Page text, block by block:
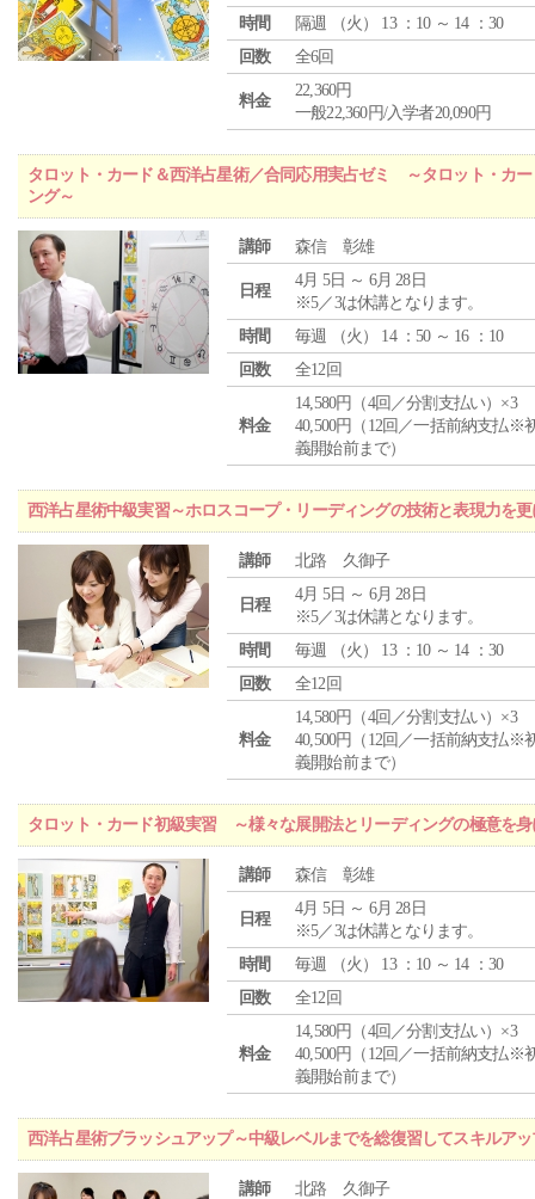
時間
隔週 （火 ） 13 ：10 ～ 14 ：30
回数
全6回
料金
22,360円
一般22,360円/入学者20,090円
タロット・カード＆西洋占星術／合同応用実占ゼミ ～タロット・カ
ング～
講師 森信 彰雄
日程
4月 5日 ～ 6月 28日
※5／3は休講となります。
時間
毎週 （火 ） 14 ：50 ～ 16 ：10
回数
全12回
料金
14,580円（4回／分割支払い）×3
40,500円（12回／一括前納支払※
義開始前まで）
西洋占星術中級実習～ホロスコープ・リーディングの技術と表現力を
講師 北路 久御子
日程
4月 5日 ～ 6月 28日
※5／3は休講となります。
時間
毎週 （火 ） 13 ：10 ～ 14 ：30
回数
全12回
料金
14,580円（4回／分割支払い）×3
40,500円（12回／一括前納支払※
義開始前まで）
タロット・カード初級実習 ～様々な展開法とリーディングの極意を身
講師 森信 彰雄
日程
4月 5日 ～ 6月 28日
※5／3は休講となります。
時間
毎週 （火 ） 13 ：10 ～ 14 ：30
回数
全12回
料金
14,580円（4回／分割支払い）×3
40,500円（12回／一括前納支払※
義開始前まで）
西洋占星術ブラッシュアップ～中級レベルまでを総復習してスキルア
講師 北路 久御子